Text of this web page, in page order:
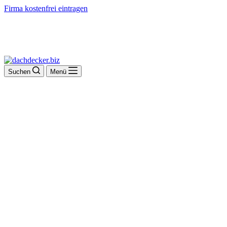
Firma kostenfrei eintragen
Suchen Menü